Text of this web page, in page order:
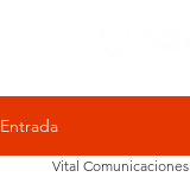
Entrada
Vital Comunicaciones